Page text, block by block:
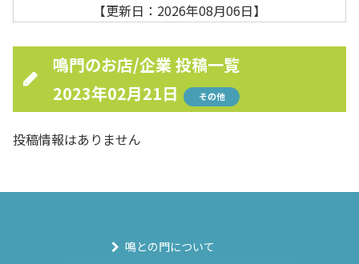
【更新日：2026年08月06日】
鳴門のお店/企業 投稿一覧
2023年02月21日
その他
投稿情報はありません
鳴との門について